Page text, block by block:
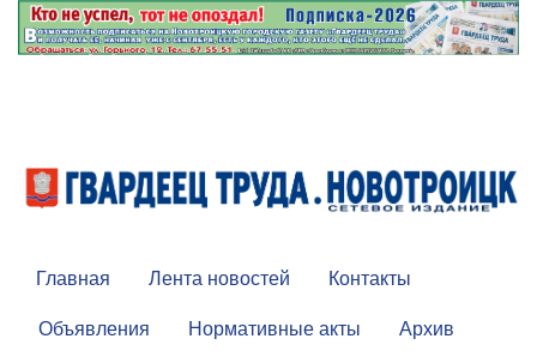
Главная Лента новостей
Контакты
Объявления
Нормативные акты
Архив